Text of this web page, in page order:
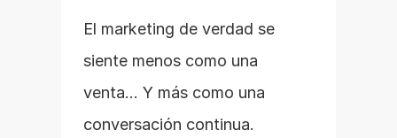
El marketing de verdad se
siente menos como una
venta… Y más como una
conversación continua.